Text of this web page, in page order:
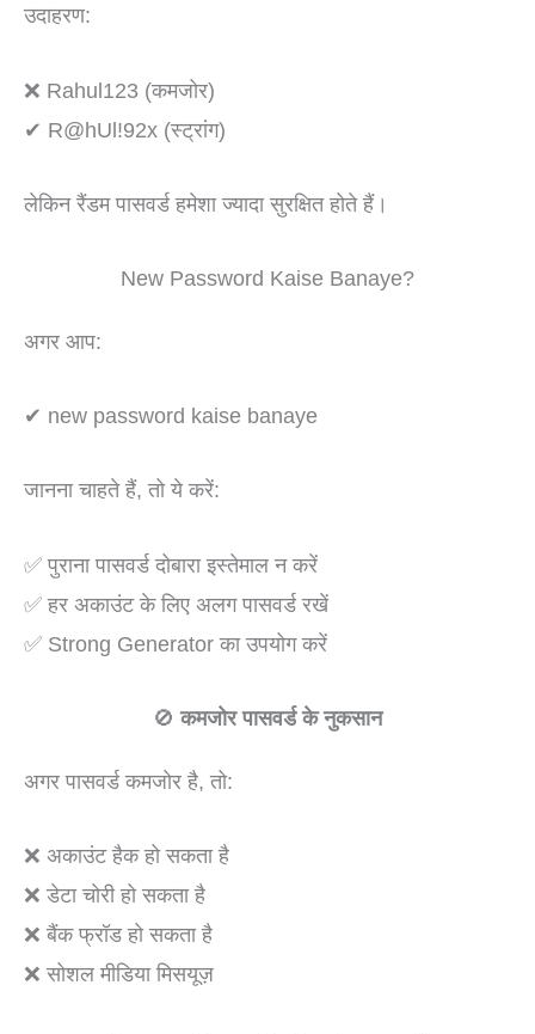
उदाहरण:
❌ Rahul123 (कमजोर)
✔ R@hUl!92x (स्ट्रांग)
लेकिन रैंडम पासवर्ड हमेशा ज्यादा सुरक्षित होते हैं।
New Password Kaise Banaye?
अगर आप:
✔ new password kaise banaye
जानना चाहते हैं, तो ये करें:
✅ पुराना पासवर्ड दोबारा इस्तेमाल न करें
✅ हर अकाउंट के लिए अलग पासवर्ड रखें
✅ Strong Generator का उपयोग करें
🚫कमजोर पासवर्ड के नुकसान
अगर पासवर्ड कमजोर है, तो:
❌ अकाउंट हैक हो सकता है
❌ डेटा चोरी हो सकता है
❌ बैंक फ्रॉड हो सकता है
❌ सोशल मीडिया मिसयूज़